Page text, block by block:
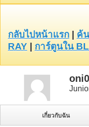
กลับไปหน้าแรก ค้
RAY
การ์ตูนใน
เกี่ยวกับฉัน